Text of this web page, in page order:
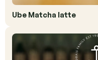
Ube Matcha latte